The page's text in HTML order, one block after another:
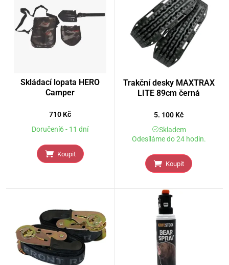
Skládací lopata HERO
Camper
710 Kč
Doručení6 - 11 dní
Koupit
Trakční desky MAXTRAX
LITE 89cm černá
5. 100 Kč
Skladem
Odesíláme do 24 hodin.
Koupit